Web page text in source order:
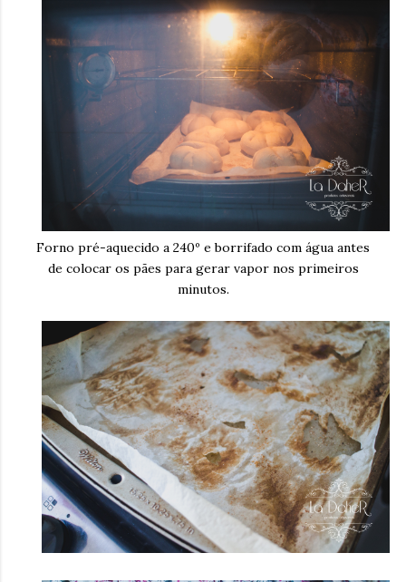
Forno pré-aquecido a 240º e borrifado com água antes
de colocar os pães para gerar vapor nos primeiros
minutos.